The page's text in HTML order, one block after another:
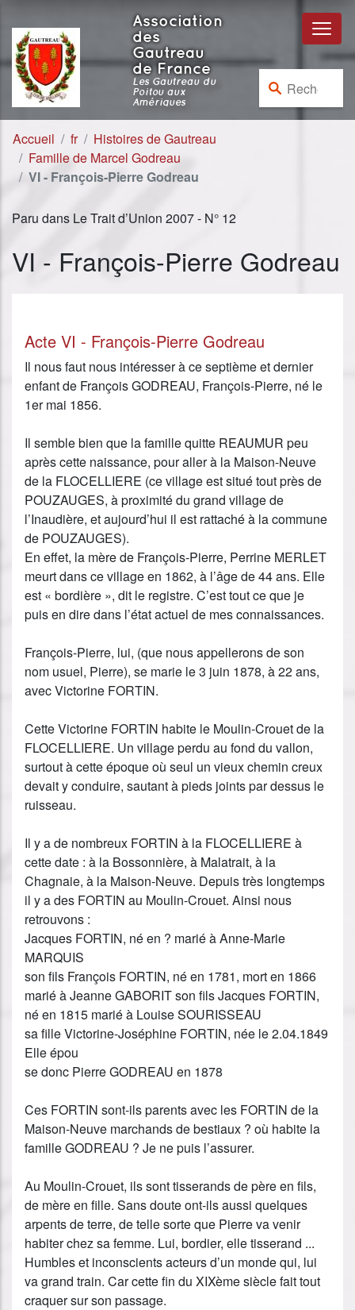
Association
des
Gautreau
de France
Les Gautreau du
Poitou aux
Amériques
Rechercher :
Accueil fr
Histoires de Gautreau
Famille de Marcel Godreau
VI - François-Pierre Godreau
Paru dans Le Trait d’Union 2007 - N° 12
VI - François-Pierre Godreau
Acte VI - François-Pierre Godreau
Il nous faut nous intéresser à ce septième et dernier
enfant de François GODREAU, François-Pierre, né le
1er mai 1856.
Il semble bien que la famille quitte REAUMUR peu
après cette naissance, pour aller à la Maison-Neuve
de la FLOCELLIERE (ce village est situé tout près de
POUZAUGES, à proximité du grand village de
l’Inaudière, et aujourd’hui il est rattaché à la commune
de POUZAUGES).
En effet, la mère de François-Pierre, Perrine MERLET
meurt dans ce village en 1862, à l’âge de 44 ans. Elle
est « bordière », dit le registre. C’est tout ce que je
puis en dire dans l’état actuel de mes connaissances.
François-Pierre, lui, (que nous appellerons de son
nom usuel, Pierre), se marie le 3 juin 1878, à 22 ans,
avec Victorine FORTIN.
Cette Victorine FORTIN habite le Moulin-Crouet de la
FLOCELLIERE. Un village perdu au fond du vallon,
surtout à cette époque où seul un vieux chemin creux
devait y conduire, sautant à pieds joints par dessus le
ruisseau.
Il y a de nombreux FORTIN à la FLOCELLIERE à
cette date : à la Bossonnière, à Malatrait, à la
Chagnaie, à la Maison-Neuve. Depuis très longtemps
il y a des FORTIN au Moulin-Crouet. Ainsi nous
retrouvons :
Jacques FORTIN, né en ? marié à Anne-Marie
MARQUIS
son fils François FORTIN, né en 1781, mort en 1866
marié à Jeanne GABORIT son fils Jacques FORTIN,
né en 1815 marié à Louise SOURISSEAU
sa fille Victorine-Joséphine FORTIN, née le 2.04.1849
Elle épou
se donc Pierre GODREAU en 1878
Ces FORTIN sont-ils parents avec les FORTIN de la
Maison-Neuve marchands de bestiaux ? où habite la
famille GODREAU ? Je ne puis l’assurer.
Au Moulin-Crouet, ils sont tisserands de père en fils,
de mère en fille. Sans doute ont-ils aussi quelques
arpents de terre, de telle sorte que Pierre va venir
habiter chez sa femme. Lui, bordier, elle tisserand ...
Humbles et inconscients acteurs d’un monde qui, lui
va grand train. Car cette fin du XIXème siècle fait tout
craquer sur son passage.